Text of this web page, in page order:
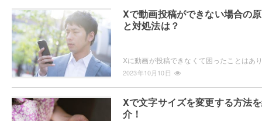
Xで動画投稿ができない場合の
と対処法は？
2023年10月10日
Xで文字サイズを変更する方法
介！